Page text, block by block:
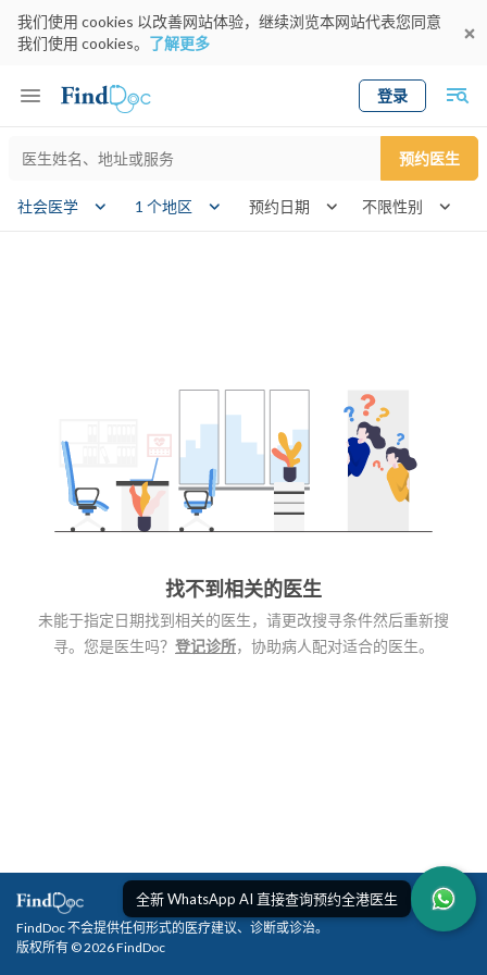
我们使用 cookies 以改善网站体验，继续浏览本网站代表您同意
我们使用 cookies。 了解更多
登录
Keyword 预约医生
社会医学 1 个地区 预约日期
找不到相关的医生
未能于指定日期找到相关的医生，请更改搜寻条件然后重新搜
寻。您是医生吗？ 登记诊所，协助病人配对适合的医生。
全新 WhatsApp AI 直接查询预约全港医生
FindDoc 不会提供任何形式的医疗建议、诊断或诊治。
版权所有 © 2026 FindDoc